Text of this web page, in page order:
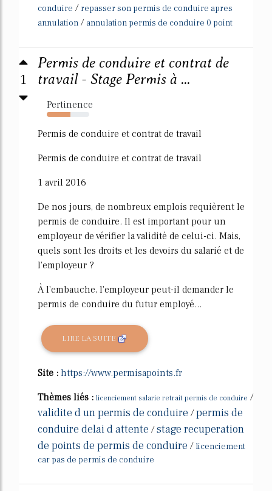
conduire / repasser son permis de conduire apres
annulation / annulation permis de conduire 0 point
1
Permis de conduire et contrat de
travail - Stage Permis à ...
Pertinence
56%
Permis de conduire et contrat de travail
Permis de conduire et contrat de travail
1 avril 2016
De nos jours, de nombreux emplois requièrent le
permis de conduire. Il est important pour un
employeur de vérifier la validité de celui-ci. Mais,
quels sont les droits et les devoirs du salarié et de
l'employeur ?
À l'embauche, l'employeur peut-il demander le
permis de conduire du futur employé...
LIRE LA SUITE
Site : https://www.permisapoints.fr
Thèmes liés : licenciement salarie retrait permis de conduire /
validite d un permis de conduire /permis de
conduire delai d attente /stage recuperation
de points de permis de conduire / licenciement
car pas de permis de conduire